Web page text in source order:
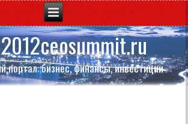
портал: бизнес, финансы, инвестиции